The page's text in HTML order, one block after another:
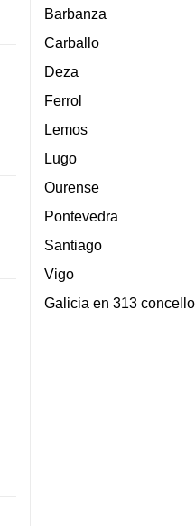
Barbanza
Carballo
Deza
Ferrol
Lemos
Lugo
Ourense
Pontevedra
Santiago
Vigo
Galicia en 313